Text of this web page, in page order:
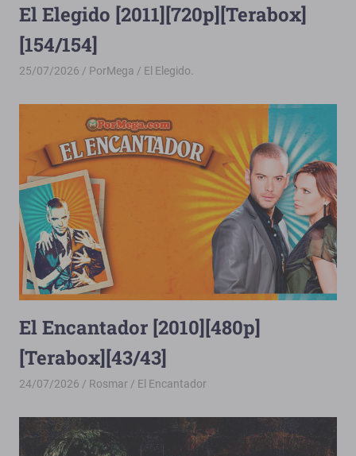
El Elegido [2011][720p][Terabox]
[154/154]
25/07/2026 PorMega El Elegido.
El Encantador [2010][480p]
[Terabox][43/43]
24/07/2026 Rosmar El Encantador